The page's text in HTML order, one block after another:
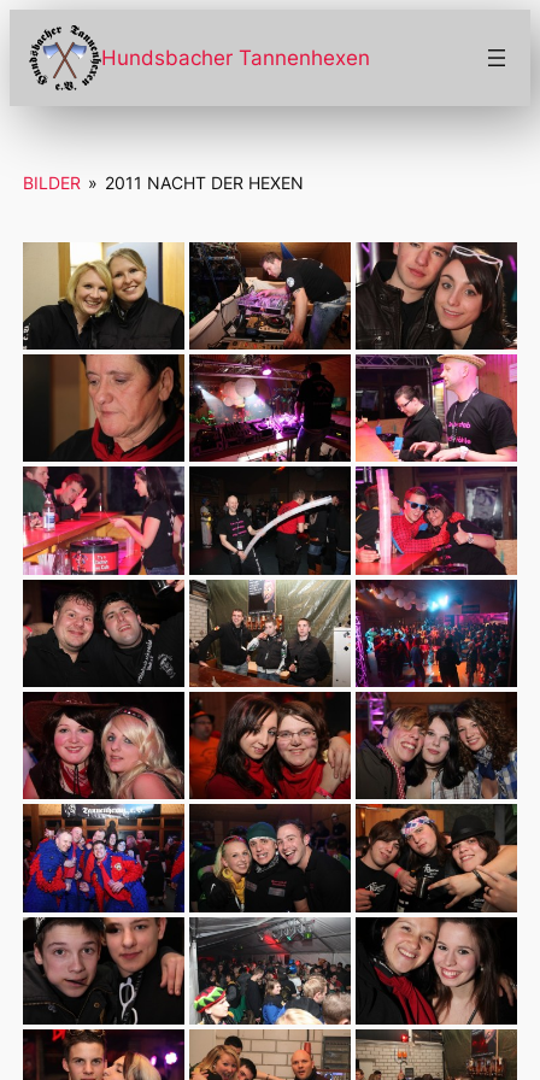
Zum
Inhalt
springen
Hundsbacher Tannenhexen
BILDER » 2011 NACHT DER HEXEN